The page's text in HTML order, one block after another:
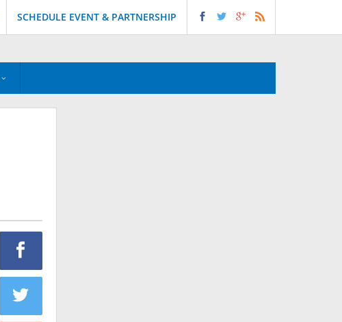
SCHEDULE EVENT & PARTNERSHIP